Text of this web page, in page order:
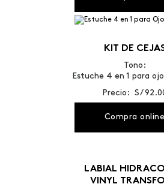
KIT DE
Tono:
Estuche 4 en 1 para
Precio: S/
Compra online
LABIAL
VINYL